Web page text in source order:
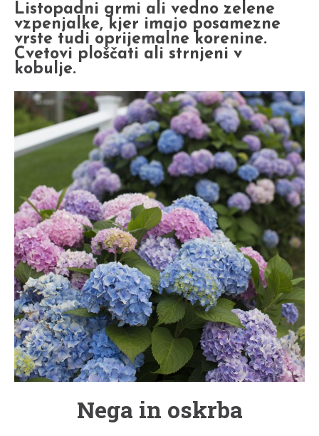
Listopadni grmi ali vedno zelene
vzpenjalke, kjer imajo posamezne
vrste tudi oprijemalne korenine.
Cvetovi ploščati ali strnjeni v
kobulje.
Nega in oskrba